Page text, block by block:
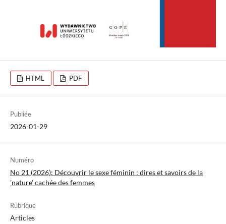
HTML PDF
Publiée
2026-01-29
Numéro
No 21 (2026): Découvrir le sexe féminin : dires et savoirs de la
'nature' cachée des femmes
Rubrique
Articles